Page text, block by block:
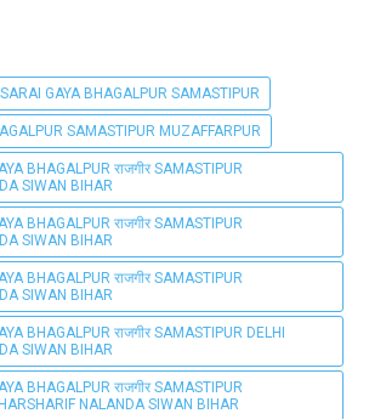
GAYA BHAGALPUR SAMASTIPUR
SAMASTIPUR MUZAFFARPUR
BHAGALPUR राजगीर SAMASTIPUR
SIWAN BIHAR
BHAGALPUR राजगीर SAMASTIPUR
SIWAN BIHAR
BHAGALPUR राजगीर SAMASTIPUR
SIWAN BIHAR
BHAGALPUR राजगीर SAMASTIPUR DELHI
SIWAN BIHAR
BHAGALPUR राजगीर SAMASTIPUR
NALANDA SIWAN BIHAR